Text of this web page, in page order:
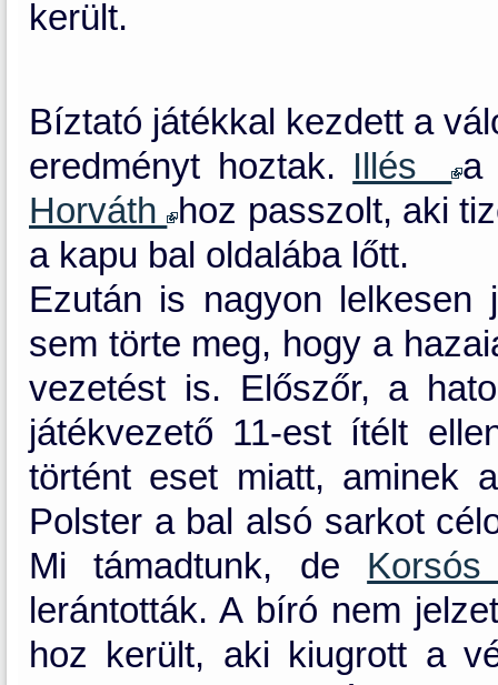
került.
Bíztató játékkal kezdett a
eredményt hoztak. Illés a
Horváth hoz passzolt, aki
a kapu bal oldalába lőtt.
Ezután is nagyon lelkesen
sem törte meg, hogy a
vezetést is. Előszőr, a
játékvezető 11-est ítélt
történt eset miatt, aminek
Polster a bal alsó sarkot
Mi támadtunk, de
lerántották. A bíró nem
hoz került, aki kiugrott a